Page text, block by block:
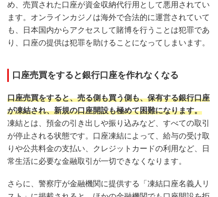
め、売買された口座が資金収納代行用として悪用されてい
ます。オンラインカジノは海外で合法的に運営されていて
も、日本国内からアクセスして賭博を行うことは犯罪であ
り、口座の提供は犯罪を助けることになってしまいます。
口座売買をすると銀行口座を作れなくなる
口座売買をすると、売る側も買う側も、保有する銀行口座
が凍結され、新規の口座開設も極めて困難になります。
凍結とは、預金の引き出しや振り込みなど、すべての取引
が停止される状態です。口座凍結によって、給与の受け取
りや公共料金の支払い、クレジットカードの利用など、日
常生活に必要な金融取引が一切できなくなります。
さらに、警察庁が金融機関に提供する「凍結口座名義人リ